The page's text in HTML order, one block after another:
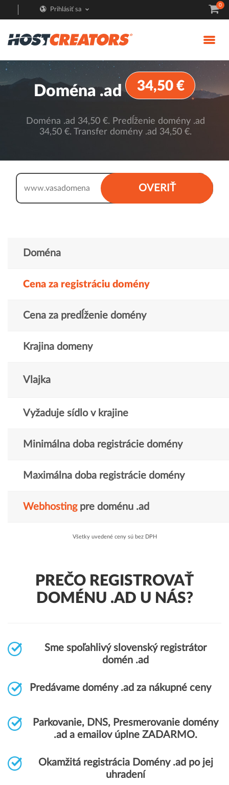
Prihlásiť sa
0
Doména .ad 34,50 €
Doména .ad 34,50 €. Predĺženie domény .ad
34,50 €. Transfer domény .ad 34,50 €.
OVERIŤ
www.
Doména
Cena za registráciu domény
Cena za predĺženie domény
Krajina domeny
Vlajka
Vyžaduje sídlo v krajine
Minimálna doba registrácie domény
Maximálna doba registrácie domény
Webhostingpre doménu .ad
Všetky uvedené ceny sú bez DPH
PREČO REGISTROVAŤ
DOMÉNU .AD U NÁS?
Sme spoľahlivý slovenský registrátor
domén .ad
Predávame domény .ad za nákupné ceny
Parkovanie, DNS, Presmerovanie domény
.ad a emailov úplne ZADARMO.
Okamžitá registrácia Domény .ad po jej
uhradení